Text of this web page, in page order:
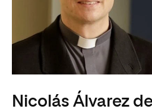
Nicolás Álvarez